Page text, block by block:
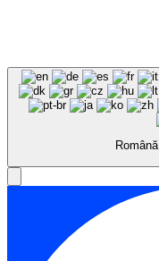
Română